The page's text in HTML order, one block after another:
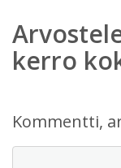
kerro
Kommentti,